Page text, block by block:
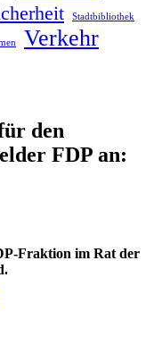
Stadtbibliothek
Verkehr
den
FDP an:
Fraktion im Rat der